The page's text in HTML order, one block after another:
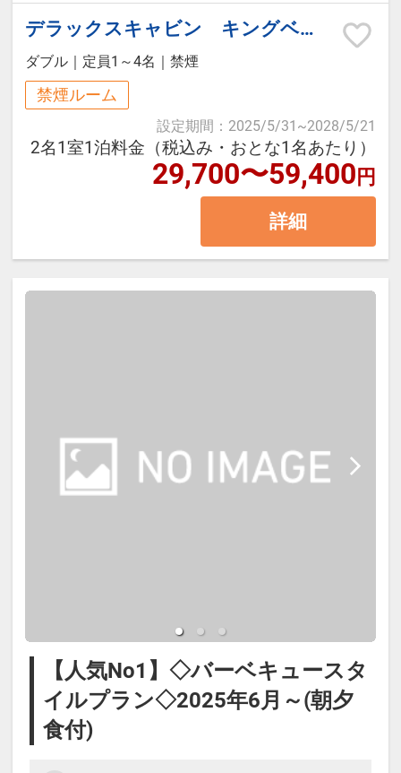
ダ、コーヒーなどを予定しておりま
■お食事お渡し時間
＜7：00～9：00＞の間にビバレッジ
ステーションまでお越しくださいま
※雨・風が強く快適にアウトドアデ
お迎えはございません。お送りは
ＪＲ御殿場駅、又は東名御殿場IC停
箱根小涌園ユネッサン(水着ゾーン）
と元湯 森の湯（裸ゾーン）がご利用
できます。
ユネッサン受付（4階）にて藤乃煌
※季節や仕入れ状況により内容が変
◆夕食グレードアップメニュー上記
にプラス
【オードブルサラダ】
鰆のタタキ梅のジュレ/苺の生ハムロ
ール姫風/野菜と桜エビのマリネ/サ
ラダミモザ風/コーンドレッシング
＊メニュー内容は、仕入れ状況によ
り変わることがございます。
■お食事開始時間
17：30～18：00にスタッフが客室
にお届けいたします。
※17：00までにはチェックインして
・メインディッシュのお肉は焼く前
の状態で提供いたしますので、ご自
身で備え付けのガスオーブングリル
で焼いてお召し上がりください。
・テーブルセッティングはお客さま
ご自身で行っていただきます。
17：30～18：00の間にスタッフが
＜20：30まで・ラストオーダー19：
30＞
・7：00～9：00の間に食材を受け取
りにきていただき、お部屋にてお召
し上がりいただきます。
・マルチグリドルというアウトドア
デラックスキャビン キングベッド
ダブル｜ 定員1～4名 ｜ 禁煙
禁煙ルーム
設定期間 ： 2025/5/31 ~2028/5/21
2名1室1泊料金（税込み・おとな1名あたり）
29,700〜59,400円
詳細
【人気No1】◇バーベキュースタ
イルプラン◇2025年6月～(朝夕
食付)